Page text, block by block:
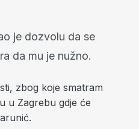
je dozvolu da se
da mu je nužno.
zbog koje smatram
u Zagrebu gdje će